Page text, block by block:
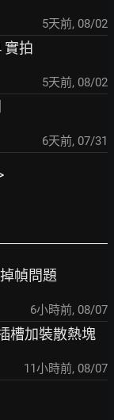
5天前, 08/02
實拍
5天前, 08/02
6天前, 07/31
幀問題
6小時前, 08/07
槽加裝散熱塊
11小時前, 08/07